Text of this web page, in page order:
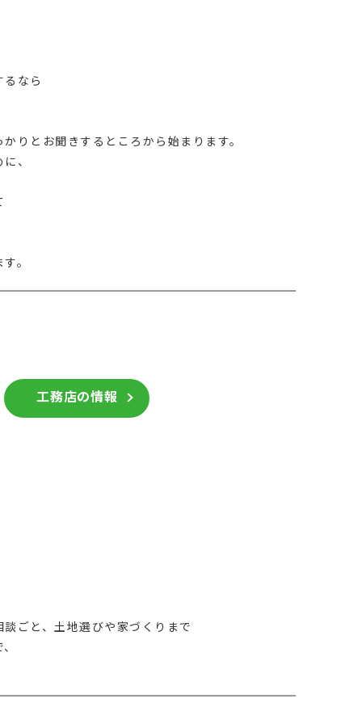
なら
りとお聞きするところから始まります。
、
。
工務店の情報
ごと、土地選びや家づくりまで